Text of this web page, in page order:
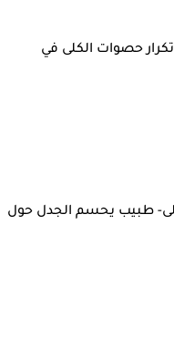
من تكرار حصوات الكلى في
طبيب يحسم الجدل حول